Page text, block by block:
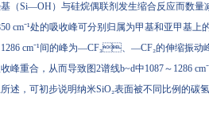
（Si—OH）与硅烷偶联剂发生缩合反应而数量减少
cm⁻¹处的吸收峰可分别归属为甲基和亚甲基上的
1286 cm⁻¹间的峰为—CF₃、—CF₂的伸缩振动
峰重合，从而导致图2谱线b~d中1087～1286
述，可初步说明纳米SiO₂表面被不同比例的碳氢